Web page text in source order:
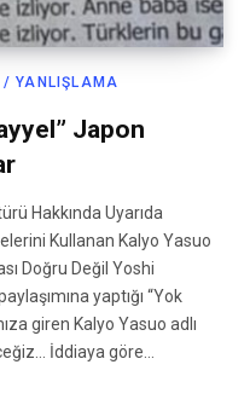
/ YANLIŞLAMA
Japon
Hakkında Uyarıda
Kullanan Kalyo Yasuo
Doğru Değil Yoshi
yaptığı “Yok
giren Kalyo Yasuo adlı
İddiaya göre…